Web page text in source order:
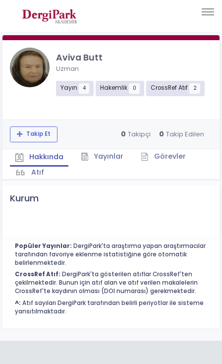
Aviva Butt
Uzman
Yayın 4 Hakemlik 0 CrossRef Atıf 2
Takip Et 0 Takipçi 0 Takip Edilen
Hakkında Yayınlar
Görevler
Atıf
Kurum
Popüler Yayınlar: DergiPark'ta araştırma yapan araştırmacılar
tarafından favoriye eklenme istatistiğine göre otomatik
belirlenmektedir.
CrossRef Atıf: DergiPark'ta gösterilen atıflar CrossRef'ten
çekilmektedir. Bunun için atıf alan ve atıf verilen makalelerin
CrossRef'te kaydının olması (DOI numarası) gerekmektedir.
^: Atıf sayıları DergiPark tarafından belirli periyotlar ile sisteme
yansıtılmaktadır.